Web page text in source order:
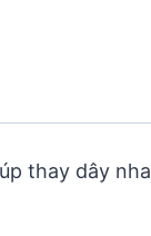
thay dây